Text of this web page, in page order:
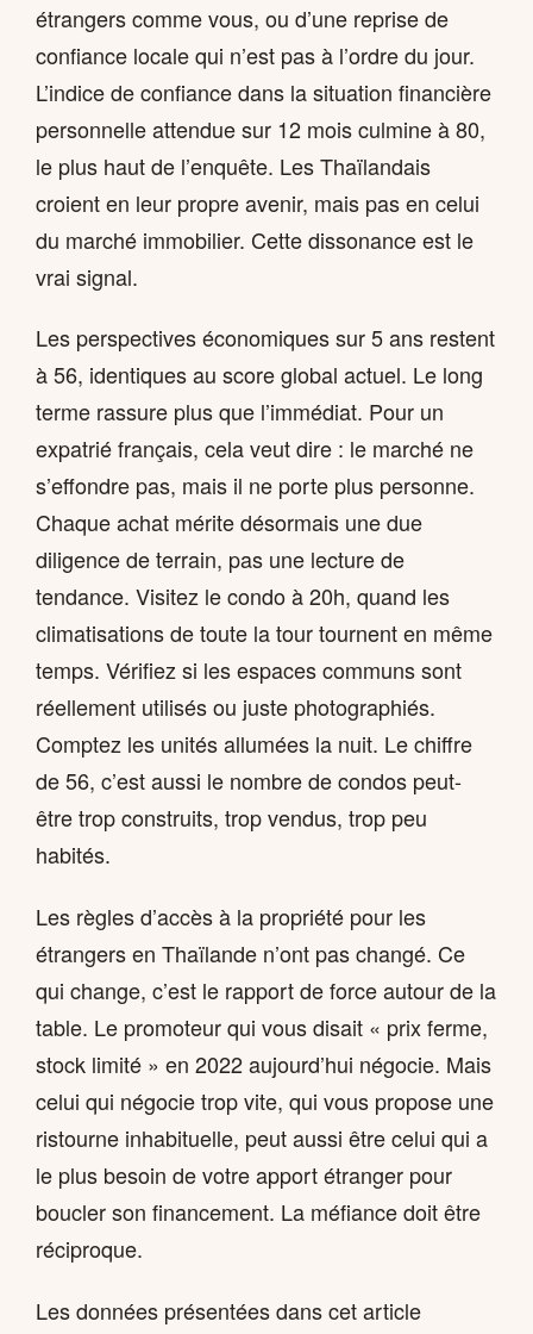
étrangers comme vous, ou d’une reprise de
confiance locale qui n’est pas à l’ordre du jour.
L’indice de confiance dans la situation financière
personnelle attendue sur 12 mois culmine à 80,
le plus haut de l’enquête. Les Thaïlandais
croient en leur propre avenir, mais pas en celui
du marché immobilier. Cette dissonance est le
vrai signal.
Les perspectives économiques sur 5 ans restent
à 56, identiques au score global actuel. Le long
terme rassure plus que l’immédiat. Pour un
expatrié français, cela veut dire : le marché ne
s’effondre pas, mais il ne porte plus personne.
Chaque achat mérite désormais une due
diligence de terrain, pas une lecture de
tendance. Visitez le condo à 20h, quand les
climatisations de toute la tour tournent en même
temps. Vérifiez si les espaces communs sont
réellement utilisés ou juste photographiés.
Comptez les unités allumées la nuit. Le chiffre
de 56, c’est aussi le nombre de condos peut-
être trop construits, trop vendus, trop peu
habités.
Les règles d’accès à la propriété pour les
étrangers en Thaïlande n’ont pas changé. Ce
qui change, c’est le rapport de force autour de la
table. Le promoteur qui vous disait « prix ferme,
stock limité » en 2022 aujourd’hui négocie. Mais
celui qui négocie trop vite, qui vous propose une
ristourne inhabituelle, peut aussi être celui qui a
le plus besoin de votre apport étranger pour
boucler son financement. La méfiance doit être
réciproque.
Les données présentées dans cet article